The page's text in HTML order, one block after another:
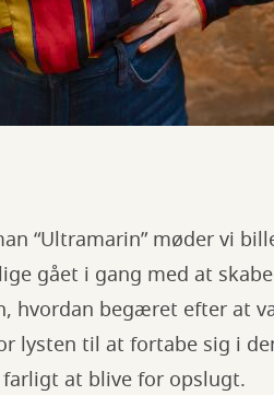
“Ultramarin” møder vi
gået i gang med at
hvordan begæret efter at
lysten til at fortabe sig i
at blive for opslugt.